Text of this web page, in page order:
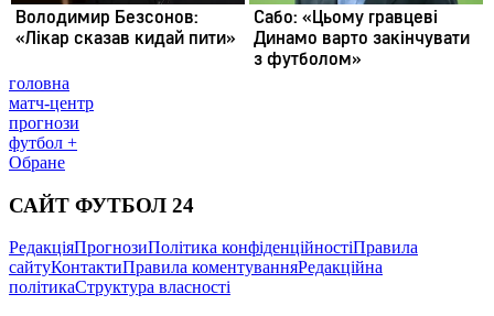
головна
матч-центр
прогнози
футбол +
Обране
САЙТ ФУТБОЛ 24
РедакціяПрогнозиПолітика конфіденційностіПравила
сайтуКонтактиПравила коментуванняРедакційна
політикаСтруктура власності